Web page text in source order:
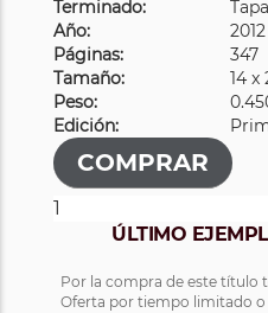
Terminado:
Año:
2012
Páginas:
347
Tamaño:
14 x
Peso:
Edición:
ÚLTIMO
Por la compra de este título
Oferta por tiempo limitado o